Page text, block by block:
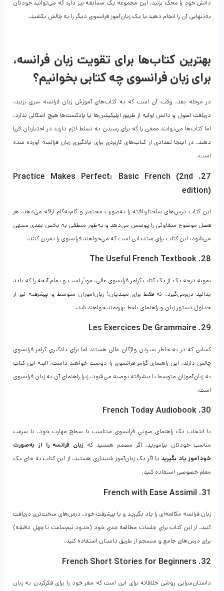
دانش خود را محک بزنید. این مجموعه یک مسابقه نیز دارد که می‌توانید خودتان
به‌تنهایی آن را انجام دهید یا یک زبان‌آموز فرانسوی دیگر را به چالش بکشید.
بهترین کتاب‌ها برای تقویت زبان فرانسه،
برای زبان فرانسوی چه کتابی بخوانیم؟
در مرحله بعد، وقت آن است که به کتاب‌های آموزش زبان فرانسه سری بزنید.
دریافت اصول و دانش اولیه از طریق اپلیکیشن‌ها یا پادکست‌ها هیچ اشکالی ندارد،
اما کتاب‌ها می‌توانند عمقی را که برای رسیدن به تسلط لازم دارید در اختیارتان قررا
دهند. در اینجا تعدادی از کتاب‌های کاربردی برای یادگیری زبان فرانسه آورده شده
است.
27. Practice Makes Perfect: Basic French (2nd
edition)
این کتاب درس‌های ساختاریافته را به‌‎صورت مختصر و گام‌به‌گام ارائه می‌دهد. هر
فصل موضوع متفاوتی را پوشش می‌دهد و به‌طور منطقی به بخش بعدی منتهی
می‌شود. این کتاب برای مبتدیانی است که می‌خواهند فرانسوی را تمرین کنند.
28. The Useful French Textbook
نمونه درجه یک از یک کتاب گرامر فرانسوی عالی. موثر است و تمام آنچه را که باید
بدانید دربرمی‌گیرد. نه فقط برای مبتدیان! زبان‌آموزان متوسط ​​و پیشرفته نیز از
جداول دستور زبان و راهنمای تلفظ بهره‌مند خواهند شد.
29. Les Exercices De Grammaire
کسانی که در به خاطر سپردن واژگان عالی هستند اما برای یادگیری گرامر فرانسوی
چالش دارند، این راهنمای گرامر فرانسوی را دوست خواهند داشت. البته این کتاب
به زبان‌آموزان متوسط ​​تا پیشرفته توصیه می‌شود، زیرا راهنمای آن به زبان فرانسوی
است.
30. French Today Audiobook
با انتخاب یک راهنمای صوتی فرانسوی متناسب با سطح مهارت خود، با سرعت
مناسب خودتان بیاموزید. اگر مصمم هستید که زبان فرانسه را از به‌صورت
خودآموز یاد بگیرید یا اگر یک زبان‌آموز شنیداری هستید، از این کتاب به جای یک
معلم خصوصی استفاده کنید.
31. French with Ease Assimil
زبان فرانسه مکالمه‌ای را یاد بگیرید و با پیشرفت خود، درس‌های سخت‌تری دریافت
کنید. از این کتاب برای جلسات مطالعه جدی خود (حدود نیم‌ساعت تا چهل دقیقه)
برای درس‌های جامع و منسجم از طریق داستان استفاده کنید.
32. French Short Stories for Beginners
داستان‌سرایی روشی خلاقانه برای این است که مغر خود را برای فکر‌کردن به زبان